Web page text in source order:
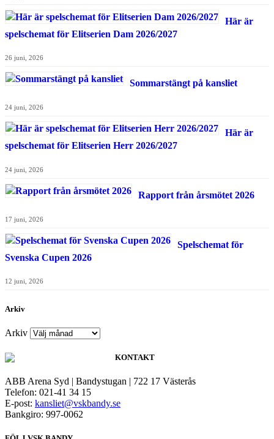
Här är
spelschemat för Elitserien Dam 2026/2027
26 juni, 2026
Sommarstängt på kansliet
24 juni, 2026
Här är
spelschemat för Elitserien Herr 2026/2027
24 juni, 2026
Rapport från årsmötet 2026
17 juni, 2026
Spelschemat för
Svenska Cupen 2026
12 juni, 2026
Arkiv
Arkiv
KONTAKT
ABB Arena Syd | Bandystugan | 722 17 Västerås
Telefon: 021-41 34 15
E-post: kansliet@vskbandy.se
Bankgiro: 997-0062